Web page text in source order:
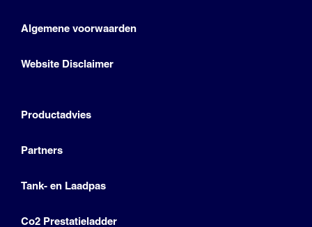
Algemene voorwaarden
Website Disclaimer
Productadvies
Partners
Tank- en Laadpas
Co2 Prestatieladder